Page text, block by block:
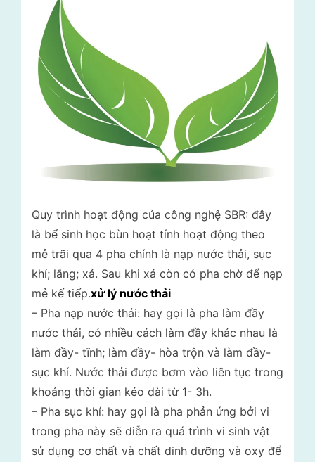
Quy trình hoạt động của công nghệ SBR: đây
là bể sinh học bùn hoạt tính hoạt động theo
mẻ trãi qua 4 pha chính là nạp nước thải, sục
khí; lắng; xả. Sau khi xả còn có pha chờ để nạp
mẻ kế tiếp.xử lý nước thải
– Pha nạp nước thải: hay gọi là pha làm đầy
nước thải, có nhiều cách làm đầy khác nhau là
làm đầy- tĩnh; làm đầy- hòa trộn và làm đầy-
sục khí. Nước thải được bơm vào liên tục trong
khoảng thời gian kéo dài từ 1- 3h.
– Pha sục khí: hay gọi là pha phản ứng bởi vi
trong pha này sẽ diễn ra quá trình vi sinh vật
sử dụng cơ chất và chất dinh dưỡng và oxy để